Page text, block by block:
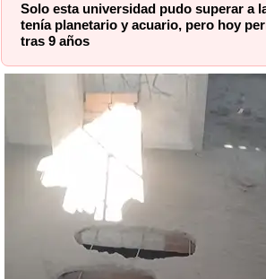
Solo esta universidad pudo superar a
tenía planetario y acuario, pero hoy
tras 9 años